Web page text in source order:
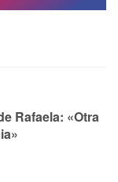
Rafaela: «Otra